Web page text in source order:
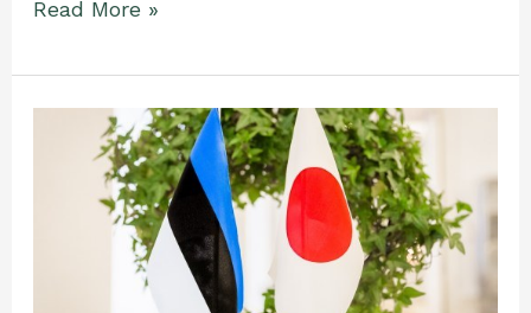
Read More »
Millennium
Invest/Oryaku